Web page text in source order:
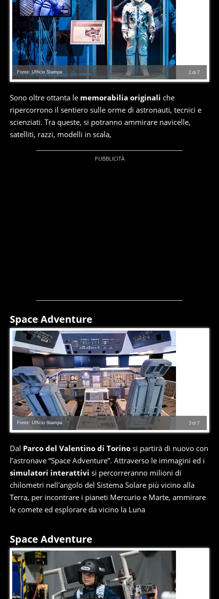
2di7
Fonte: Ufficio Stampa
Sono oltre ottanta le memorabilia originali che
ripercorrono il sentiero sulle orme di astronauti, tecnici e
scienziati. Tra queste, si potranno ammirare navicelle,
satelliti, razzi, modelli in scala,
Space Adventure
3di7
Fonte: Ufficio Stampa
Dal Parco del Valentino di Torino si partirà di nuovo con
l’astronave “Space Adventure”. Attraverso le immagini ed i
simulatori interattivi si percorreranno milioni di
chilometri nell'angolo del Sistema Solare più vicino alla
Terra, per incontrare i pianeti Mercurio e Marte, ammirare
le comete ed esplorare da vicino la Luna
Space Adventure